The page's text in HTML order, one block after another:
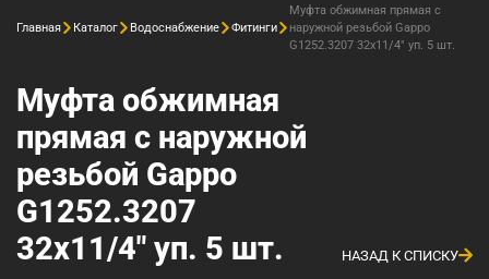
Главная Каталог Водоснабжение Фитинги
Муфта обжимная прямая с
наружной резьбой Gappo
G1252.3207 32х11/4" уп. 5 шт.
Муфта обжимная
прямая с наружной
резьбой Gappo
G1252.3207
32х11/4" уп. 5 шт.
НАЗАД К СПИСКУ